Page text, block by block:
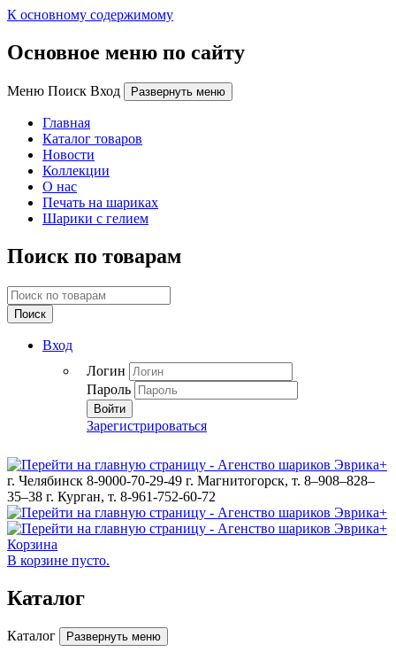
К основному содержимому
Основное меню по сайту
Меню Поиск Вход Развернуть меню
Главная
Каталог товаров
Новости
Коллекции
О нас
Печать на шариках
Шарики с гелием
Поиск по товарам
Поиск
Вход
Логин
Пароль
Войти
Зарегистрироваться
г. Челябинск 8-9000-70-29-49 г. Магнитогорск, т. 8–908–828–
35–38 г. Курган, т. 8-961-752-60-72
Корзина
В корзине пусто.
Каталог
Каталог Развернуть меню